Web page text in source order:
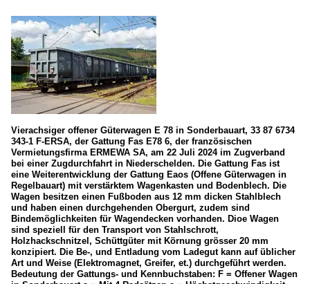
Vierachsiger offener Güterwagen E 78 in Sonderbauart, 33 87 6734
343-1 F-ERSA, der Gattung Fas E78 6, der französischen
Vermietungsfirma ERMEWA SA, am 22 Juli 2024 im Zugverband
bei einer Zugdurchfahrt in Niederschelden. Die Gattung Fas ist
eine Weiterentwicklung der Gattung Eaos (Offene Güterwagen in
Regelbauart) mit verstärktem Wagenkasten und Bodenblech. Die
Wagen besitzen einen Fußboden aus 12 mm dicken Stahlblech
und haben einen durchgehenden Obergurt, zudem sind
Bindemöglichkeiten für Wagendecken vorhanden. Dioe Wagen
sind speziell für den Transport von Stahlschrott,
Holzhackschnitzel, Schüttgüter mit Körnung grösser 20 mm
konzipiert. Die Be-, und Entladung vom Ladegut kann auf üblicher
Art und Weise (Elektromagnet, Greifer, et.) durchgeführt werden.
Bedeutung der Gattungs- und Kennbuchstaben: F = Offener Wagen